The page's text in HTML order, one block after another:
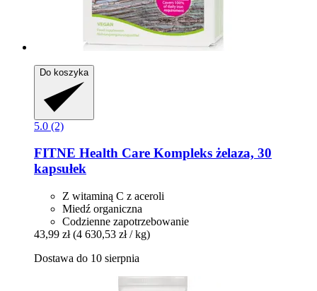
Do koszyka
5.0 (2)
FITNE Health Care Kompleks żelaza, 30
kapsułek
Z witaminą C z aceroli
Miedź organiczna
Codzienne zapotrzebowanie
43,99 zł (4 630,53 zł / kg)
Dostawa do 10 sierpnia